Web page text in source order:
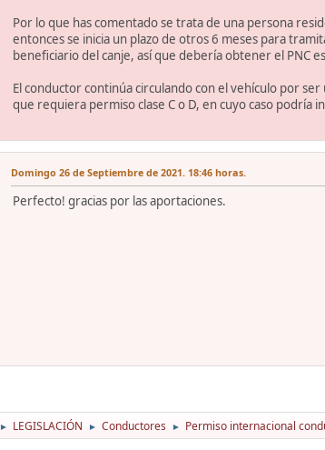
Por lo que has comentado se trata de una persona
entonces se inicia un plazo de otros 6 meses para
beneficiario del canje, así que debería obtener el PNC
El conductor continúa circulando con el vehículo por
que requiera permiso clase C o D, en cuyo caso podría
Domingo 26 de Septiembre de 2021. 18:46 horas.
Perfecto! gracias por las aportaciones.
► LEGISLACIÓN ► Conductores ► Permiso internacional